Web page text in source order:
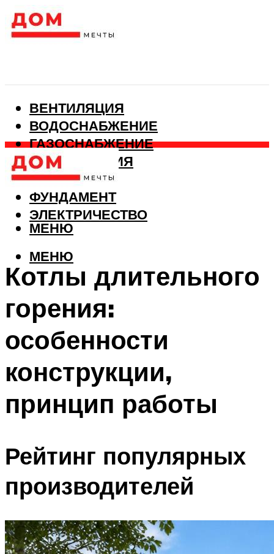
ВЕНТИЛЯЦИЯ
ВОДОСНАБЖЕНИЕ
ГАЗОСНАБЖЕНИЕ
КАНАЛИЗАЦИЯ
ОТОПЛЕНИЕ
ФУНДАМЕНТ
ЭЛЕКТРИЧЕСТВО
МЕНЮ
МЕНЮ
Котлы длительного
горения:
особенности
конструкции,
принцип работы
Рейтинг популярных
производителей